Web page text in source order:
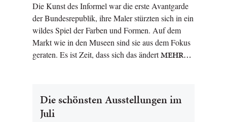
Die Kunst des Informel war die erste Avantgarde
der Bundesrepublik, ihre Maler stürzten sich in ein
wildes Spiel der Farben und Formen. Auf dem
Markt wie in den Museen sind sie aus dem Fokus
geraten. Es ist Zeit, dass sich das ändertMEHR…
Die schönsten Ausstellungen im
Juli